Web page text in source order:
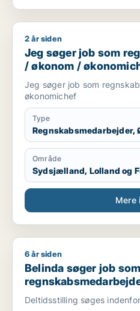
Jeg søger job som
2 år siden
Jeg søger job som
/ økonom /
Jeg søger job som
økonomichef
Type
Område
Sydsjælland, Lolland og
Mere
Belinda søger job som
6 år siden
Belinda søger job som
Deltidsstilling søges